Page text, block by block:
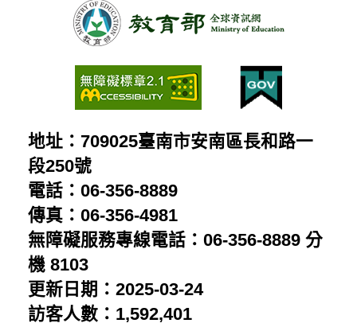
地址：709025臺南市安南區長和路一
段250號
電話：06-356-8889
傳真：06-356-4981
無障礙服務專線電話：06-356-8889 分
機 8103
更新日期：2025-03-24
訪客人數：1,592,401